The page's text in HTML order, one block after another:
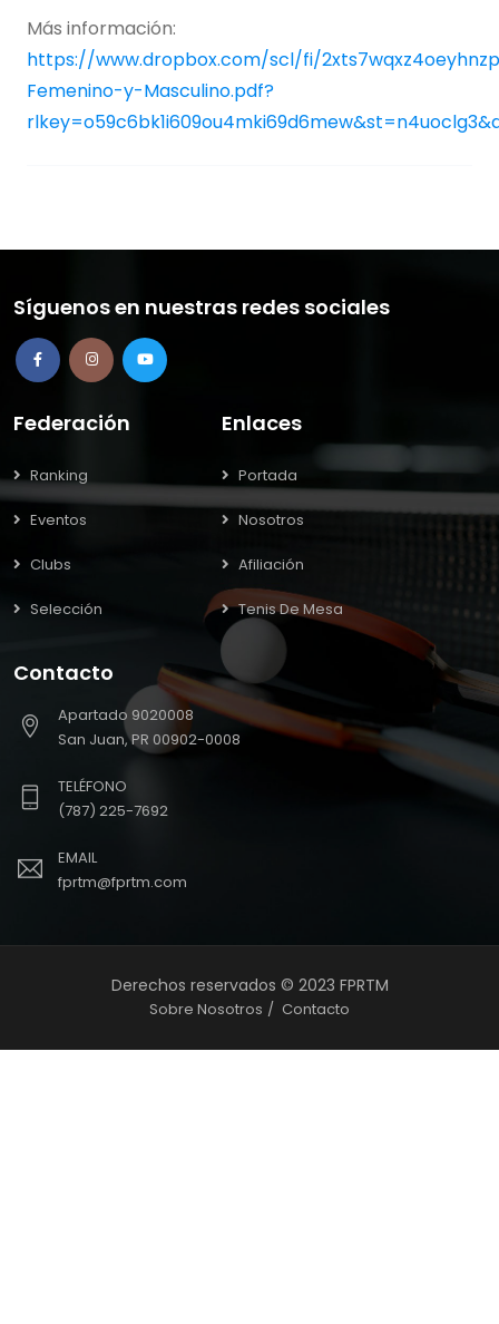
Más información:
https://www.dropbox.com/scl/fi/
Femenino-y-Masculino.pdf?
Síguenos en nuestras redes sociales
Federación
Ranking
Eventos
Clubs
Selección
Enlaces
Portada
Nosotros
Afiliación
Tenis De Mesa
Contacto
Apartado 9020008
San Juan, PR 00902-0008
TELÉFONO
(787) 225-7692
EMAIL
fprtm@fprtm.com
Derechos reservados © 2023 FPRTM
Sobre Nosotros Contacto